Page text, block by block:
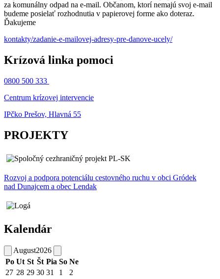
za komunálny odpad na e-mail. Občanom, ktorí nemajú svoj e-mail
budeme posielať rozhodnutia v papierovej forme ako doteraz.
Ďakujeme
kontakty/zadanie-e-mailovej-adresy-pre-danove-ucely/
Krízová linka pomoci
0800 500 333
Centrum krízovej intervencie
IPčko Prešov, Hlavná 55
PROJEKTY
Rozvoj a podpora potenciálu cestovného ruchu v obci Gródek
nad Dunajcem a obec Lendak
Kalendár
August2026
Po Ut St Št Pia So Ne
27 28 29 30 31 1
2